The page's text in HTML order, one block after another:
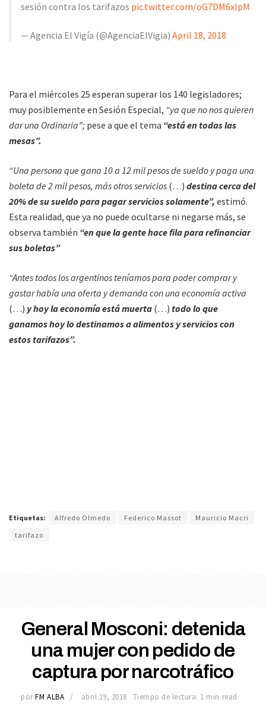
sesión contra los tarifazos pic.twitter.com/oG7DM6xlpM
— Agencia El Vigía (@AgenciaElVigia) April 18, 2018
Para el miércoles 25 esperan superar los 140 legisladores;
muy posiblemente en Sesión Especial, “ya que no nos quieren
dar una Ordinaria”; pese a que el tema “está en todas las
mesas”.
“Una persona que gana 10 a 12 mil pesos de sueldo y paga una
boleta de 2 mil pesos, más otros servicios (…) destina cerca del
20% de su sueldo para pagar servicios solamente”, estimó.
Esta realidad, que ya no puede ocultarse ni negarse más, se
observa también “en que la gente hace fila para refinanciar
sus boletas”
“Antes todos los argentinos teníamos para poder comprar y
gastar había una oferta y demanda con una economía activa
(…) y hoy la economía está muerta (…) todo lo que
ganamos hoy lo destinamos a alimentos y servicios con
estos tarifazos”.
Etiquetas: Alfredo OImedo Federico Massot
Mauricio Macri
tarifazo
General Mosconi: detenida
una mujer con pedido de
captura por narcotráfico
por FM ALBA abril 19, 2018 Tiempo de lectura: 1 min read